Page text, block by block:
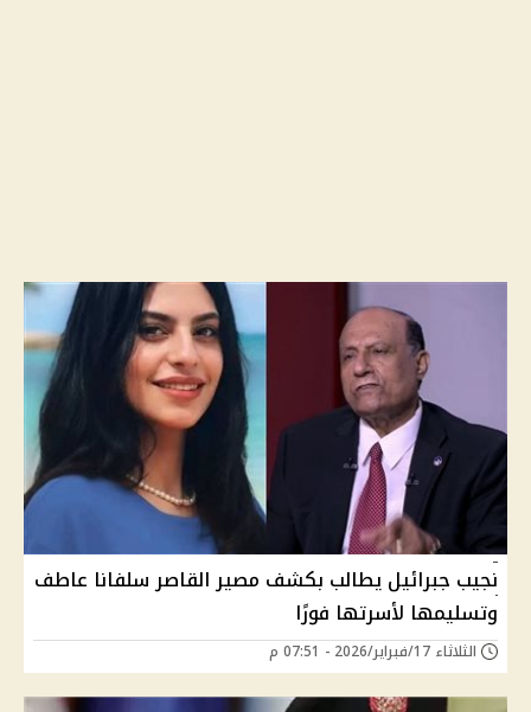
نجيب جبرائيل يطالب بكشف مصير القاصر سلفانا عاطف
وتسليمها لأسرتها فورًا
الثلاثاء 17/فبراير/2026 - 07:51 م